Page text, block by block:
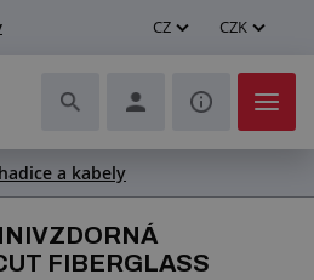
CZ CZK
a kabely
FIBERGLASS